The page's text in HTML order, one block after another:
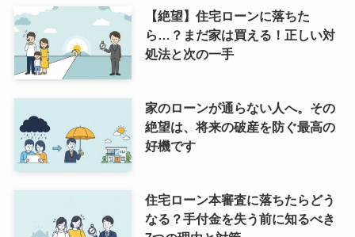
【絶望】住宅ローンに落ちた
ら…？まだ家は買える！正しい対
処法と次の一手
家のローンが通らない人へ。その
絶望は、将来の破産を防ぐ最高の
好機です
住宅ローン本審査に落ちたらどう
なる？手付金を失う前に知るべき